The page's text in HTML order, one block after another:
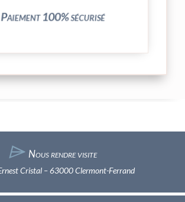
Paiement 100% sécurisé
⌲ Nous rendre visite
Cristal – 63000 Clermont-Ferrand